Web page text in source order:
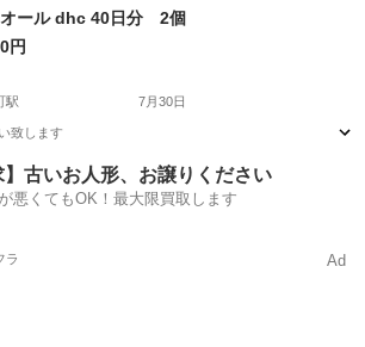
町駅 健康食品
オール dhc 40日分 2個
円
駅 7月30日
致します
町駅 ベビー用品
】古いお人形、お譲りください
悪くてもOK！最大限買取します
ラ Ad